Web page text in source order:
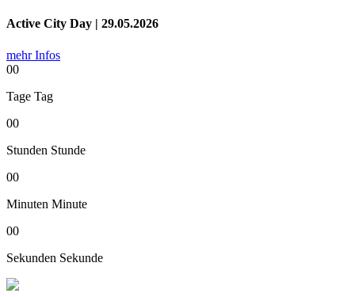
Active City Day | 29.05.2026
mehr Infos
00
Tage Tag
00
Stunden Stunde
00
Minuten Minute
00
Sekunden Sekunde